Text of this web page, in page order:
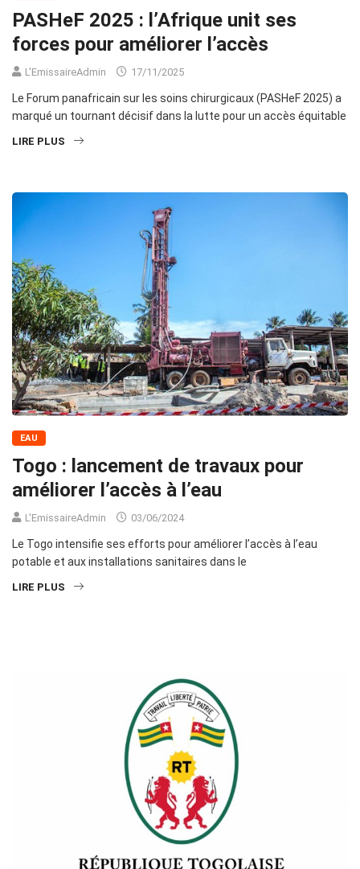
PASHeF 2025 : l’Afrique unit ses
forces pour améliorer l’accès
L'EmissaireAdmin 17/11/2025
Le Forum panafricain sur les soins chirurgicaux (PASHeF 2025) a
marqué un tournant décisif dans la lutte pour un accès équitable
LIRE PLUS
EAU
Togo : lancement de travaux pour
améliorer l’accès à l’eau
L'EmissaireAdmin 03/06/2024
Le Togo intensifie ses efforts pour améliorer l’accès à l’eau
potable et aux installations sanitaires dans le
LIRE PLUS